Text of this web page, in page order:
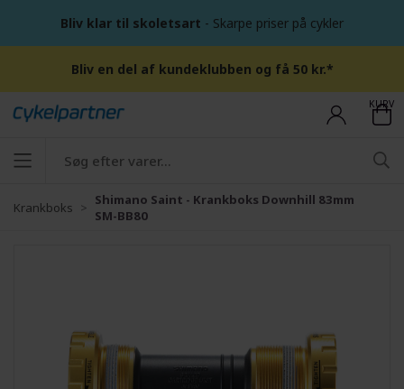
Bliv klar til skoletsart - Skarpe priser på cykler
Bliv en del af kundeklubben og få 50 kr.*
KURV
Krankboks
Shimano Saint - Krankboks Downhill 83mm
SM-BB80